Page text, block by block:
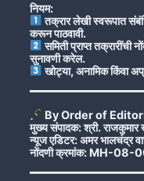
नियम:
तक्रार लेखी स्वरूपात
करून पाठवावी.
समिती प्राप्त तक्रारींची
सुनावणी करेल.
खोट्या, अनामिक किंवा
By Order of
मुख्य संपादक: श्री. राजकुमार
न्यूज एडिटर: अमर भालचंद्र
नोंदणी क्रमांक: MH-